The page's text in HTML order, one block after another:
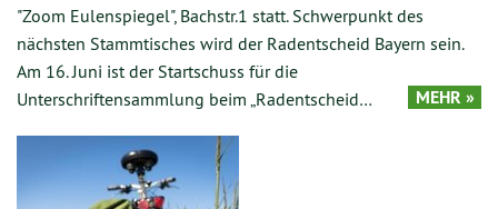
"Zoom Eulenspiegel", Bachstr.1 statt. Schwerpunkt des
nächsten Stammtisches wird der Radentscheid Bayern sein.
Am 16. Juni ist der Startschuss für die
Unterschriftensammlung beim „Radentscheid…
MEHR »